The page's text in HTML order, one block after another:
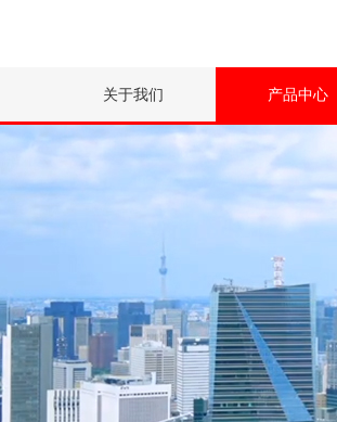
关于我们 产品中心